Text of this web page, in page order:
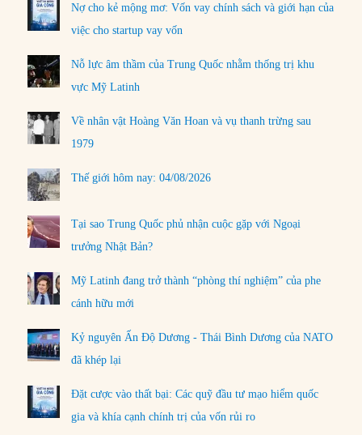
Nợ cho kẻ mộng mơ: Vốn vay chính sách và giới hạn của
việc cho startup vay vốn
Nỗ lực âm thầm của Trung Quốc nhằm thống trị khu
vực Mỹ Latinh
Về nhân vật Hoàng Văn Hoan và vụ thanh trừng sau
1979
Thế giới hôm nay: 04/08/2026
Tại sao Trung Quốc phủ nhận cuộc gặp với Ngoại
trưởng Nhật Bản?
Mỹ Latinh đang trở thành “phòng thí nghiệm” của phe
cánh hữu mới
Kỷ nguyên Ấn Độ Dương - Thái Bình Dương của NATO
đã khép lại
Đặt cược vào thất bại: Các quỹ đầu tư mạo hiểm quốc
gia và khía cạnh chính trị của vốn rủi ro